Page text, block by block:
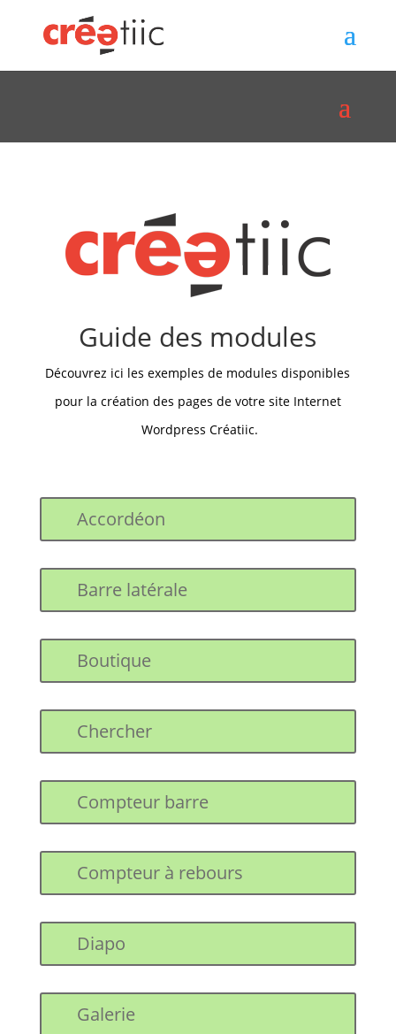
Guide des modules
Découvrez ici les exemples de modules disponibles
pour la création des pages de votre site Internet
Wordpress Créatiic.
Accordéon
Barre latérale
Boutique
Chercher
Compteur barre
Compteur à rebours
Diapo
Galerie